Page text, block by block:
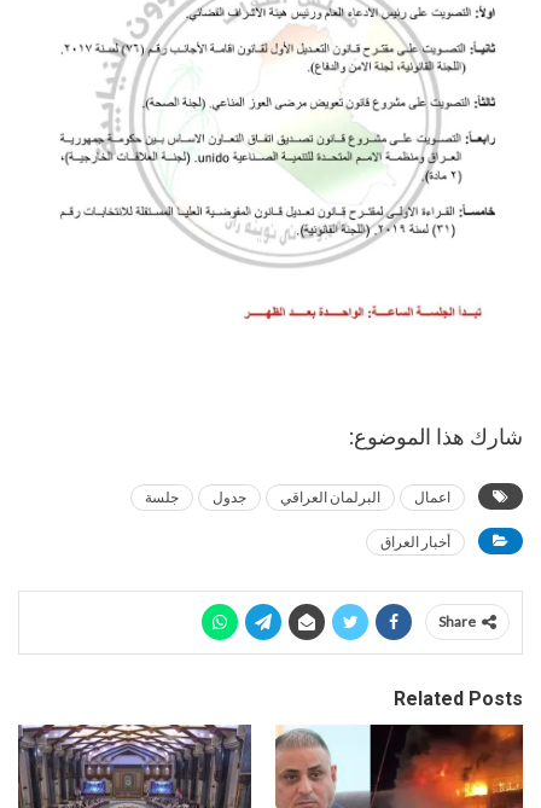
شارك هذا الموضوع:
اعمال البرلمان العراقي جدول جلسة
أخبار العراق
Share
Related Posts